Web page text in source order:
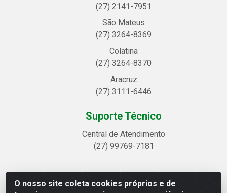
O nosso site coleta cookies próprios e de
(27) 2141-7951
São Mateus
(27) 3264-8369
Colatina
(27) 3264-8370
Aracruz
(27) 3111-6446
Suporte Técnico
Central de Atendimento
(27) 99769-7181
Linhavix Distribuidora LTDA - Avenida Alegre, 2521 -